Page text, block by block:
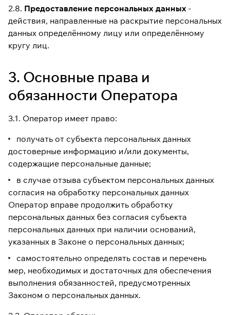
2.8. Предоставление персональных данных -
действия, направленные на раскрытие персональных
данных определённому лицу или определённому
кругу лиц.
3. Основные права и
обязанности Оператора
3.1. Оператор имеет право:
получать от субъекта персональных данных
достоверные информацию и/или документы,
содержащие персональные данные;
в случае отзыва субъектом персональных данных
согласия на обработку персональных данных
Оператор вправе продолжить обработку
персональных данных без согласия субъекта
персональных данных при наличии оснований,
указанных в Законе о персональных данных;
самостоятельно определять состав и перечень
мер, необходимых и достаточных для обеспечения
выполнения обязанностей, предусмотренных
Законом о персональных данных.